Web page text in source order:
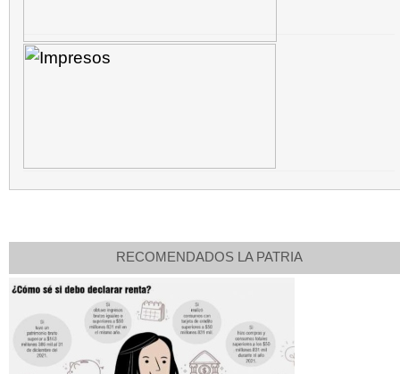
RECOMENDADOS LA PATRIA